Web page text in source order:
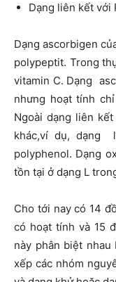
Dạng liên kết với
Dạng ascorbigen
polypeptit. Trong
vitamin C. Dạng
nhưng hoạt tính
Ngoài dạng liên
khác,ví dụ, dạng
polyphenol. Dạng
tồn tại ở dạng L
Cho tới nay có 14
có hoạt tính và 15
này phân biệt
xếp các nhóm